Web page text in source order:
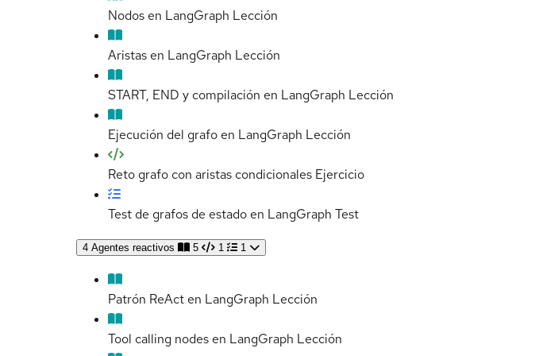
Nodos en LangGraph Lección
Aristas en LangGraph Lección
START, END y compilación en LangGraph Lección
Ejecución del grafo en LangGraph Lección
Reto grafo con aristas condicionales Ejercicio
Test de grafos de estado en LangGraph Test
4 Agentes reactivos 5 1 1
Patrón ReAct en LangGraph Lección
Tool calling nodes en LangGraph Lección